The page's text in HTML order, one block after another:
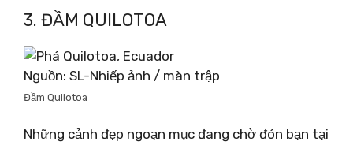
3. ĐẦM QUILOTOA
Nguồn: SL-Nhiếp ảnh / màn trập
Đầm Quilotoa
Những cảnh đẹp ngoạn mục đang chờ đón bạn tại